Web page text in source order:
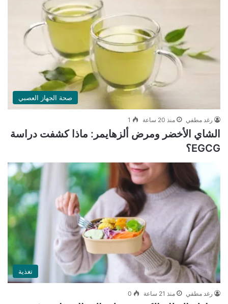
صحة الجهاز العصبي
رغد مطفي منذ 20 ساعة 1
الشاي الأخضر ومرض ألزهايمر: ماذا كشفت دراسة
EGCG؟
تغذية
رغد مطفي منذ 21 ساعة 0